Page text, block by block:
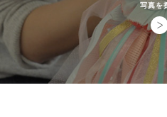
写真を